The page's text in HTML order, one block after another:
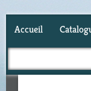
Accueil